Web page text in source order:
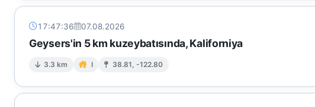
17:47:36 07.08.2026
Geysers'in 5 km kuzeybatısında, Kaliforniya
3.3 km I 38.81, -122.80